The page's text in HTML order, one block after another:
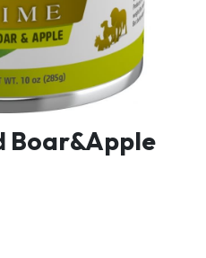
Boar&Apple